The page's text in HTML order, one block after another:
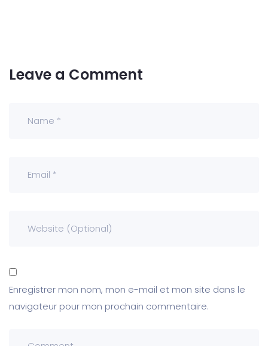
Leave a Comment
Enregistrer mon nom, mon e-mail et mon site dans le
navigateur pour mon prochain commentaire.